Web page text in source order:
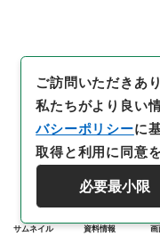
サムネイル 資料情報 画
ご訪問いただきあ
私たちがより良い
バシーポリシーに
取得と利用に同意
必要最小限